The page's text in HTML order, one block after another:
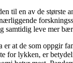
til en av de største
samtidig leve mer
er at de som oppgir
for lykken, er